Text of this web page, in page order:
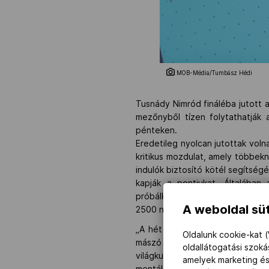
MOB-Média/Tumbász Hédi
Tusnády Nimród fináléba jutott
mezőnyből tízen folytathatják
pénteken.
Eredetileg nyolcan jutottak
kritikus mozdulat, amely
indulók biztosító kötél
kapják a pontjukat.
próbálkoztak a feljutással a
2500 néző befogadására
„A hét elején még egy kicsit
mászó nem jött el, mert nem
világkupákon
A weboldal
Oldalunk cookie-kat
oldallátogatási
amelyek marketing